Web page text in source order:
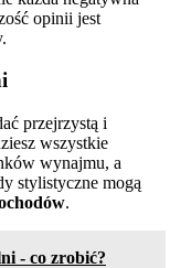
opinii jest
przejrzystą i
wszystkie
wynajmu, a
stylistyczne mogą
.
- co zrobić?